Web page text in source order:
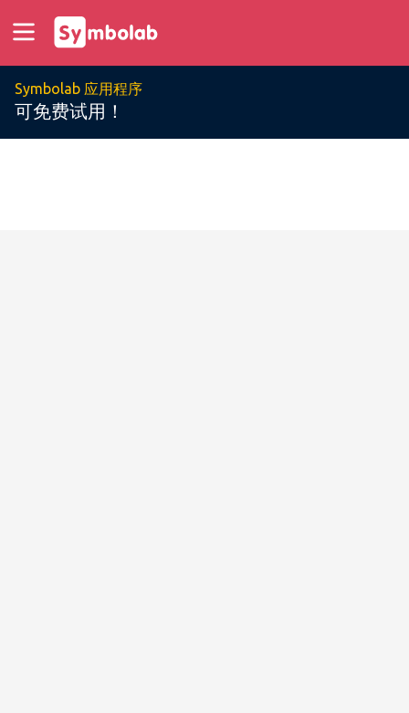
Symbolab 应用程序
可免费试用！